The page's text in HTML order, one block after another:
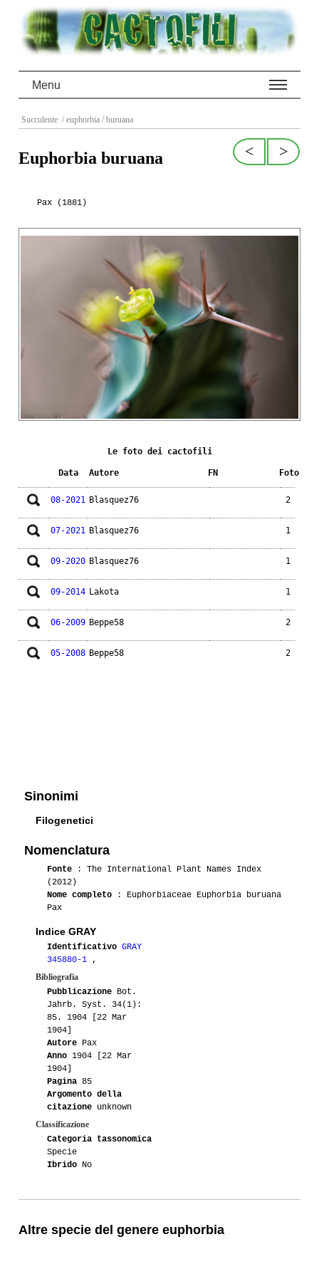
Menu
Succulente / euphorbia / buruana
>
<
Euphorbia buruana
Pax (1881)
Le foto dei cactofili
Data Autore FN Foto
08-2021 Blasquez76 2
07-2021 Blasquez76 1
09-2020 Blasquez76 1
09-2014 Lakota 1
06-2009 Beppe58 2
05-2008 Beppe58 2
Sinonimi
Filogenetici
Nomenclatura
Fonte : The International Plant Names Index
(2012)
Nome completo : Euphorbiaceae Euphorbia buruana
Pax
Indice GRAY
Identificativo GRAY
345880-1
,
Bibliografia
Pubblicazione Bot.
Jahrb. Syst. 34(1):
85. 1904 [22 Mar
1904]
Autore Pax
Anno 1904 [22 Mar
1904]
Pagina 85
Argomento della
citazione unknown
Classificazione
Categoria tassonomica
Specie
Ibrido No
Altre specie del genere euphorbia